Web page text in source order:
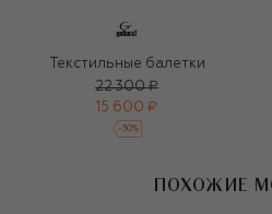
Текстильные балетки
22 300 ₽
15 600 ₽
-30%
ПОХОЖИЕ